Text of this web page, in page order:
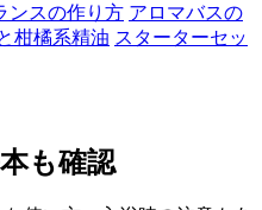
ンスの作り方 アロマバスの
柑橘系精油 スターターセッ
も確認